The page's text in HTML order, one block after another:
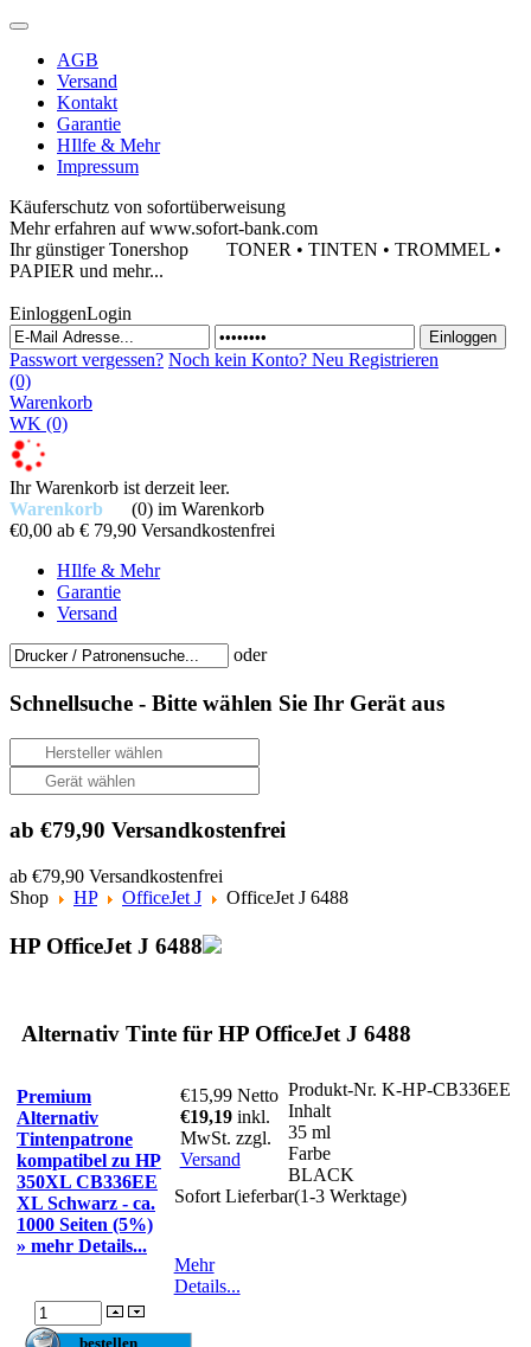
AGB
Versand
Kontakt
Garantie
HIlfe & Mehr
Impressum
Käuferschutz von sofortüberweisung
Mehr erfahren auf www.sofort-bank.com
Ihr günstiger Tonershop TONER • TINTEN • TROMMEL •
PAPIER und mehr...
EinloggenLogin
Passwort vergessen? Noch kein Konto? Neu Registrieren
(0)
Warenkorb
WK (0)
Ihr Warenkorb ist derzeit leer.
Warenkorb
(0) im Warenkorb
€0,00 ab € 79,90 Versandkostenfrei
HIlfe & Mehr
Garantie
Versand
oder
Schnellsuche - Bitte wählen Sie Ihr Gerät aus
ab €79,90 Versandkostenfrei
ab €79,90 Versandkostenfrei
Shop
HP OfficeJet J OfficeJet J 6488
HP OfficeJet J 6488
Alternativ Tinte für HP OfficeJet J 6488
Premium
Alternativ
Tintenpatrone
kompatibel zu HP
350XL CB336EE
XL Schwarz - ca.
1000 Seiten (5%)
» mehr Details...
€15,99 Netto
€19,19 inkl.
MwSt. zzgl.
Versand
Produkt-Nr. K-HP-CB336EE
Inhalt
35 ml
Farbe
BLACK
Sofort Lieferbar(1-3 Werktage)
Mehr
Details...